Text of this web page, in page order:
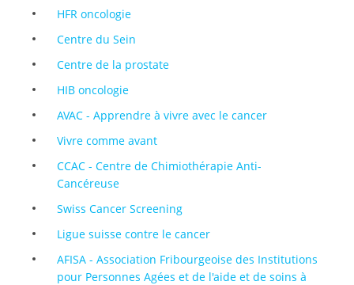
HFR oncologie
Centre du Sein
Centre de la prostate
HIB oncologie
AVAC - Apprendre à vivre avec le cancer
Vivre comme avant
CCAC - Centre de Chimiothérapie Anti-
Cancéreuse
Swiss Cancer Screening
Ligue suisse contre le cancer
AFISA - Association Fribourgeoise des Institutions
pour Personnes Agées et de l'aide et de soins à